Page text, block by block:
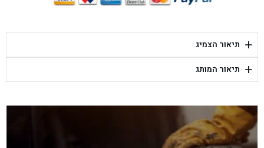
בן גל - יפת 88, תל אביב יפו - תל אביב
בן גל - דור אלון הר טוב - בית שמש
+ תיאור הצמיג
+ תיאור המותג